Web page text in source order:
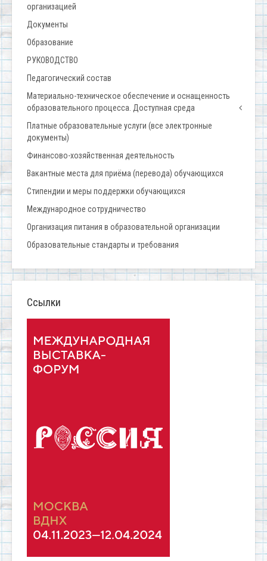
организацией
Документы
Образование
РУКОВОДСТВО
Педагогический состав
Материально-техническое обеспечение и оснащенность
образовательного процесса. Доступная среда
Платные образовательные услуги (все электронные
документы)
Финансово-хозяйственная деятельность
Вакантные места для приёма (перевода) обучающихся
Стипендии и меры поддержки обучающихся
Международное сотрудничество
Организация питания в образовательной организации
Образовательные стандарты и требования
Ссылки